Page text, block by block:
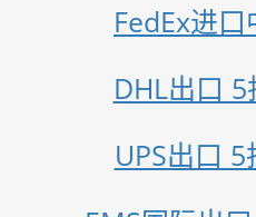
FedEx进
DHL出口
UPS出口